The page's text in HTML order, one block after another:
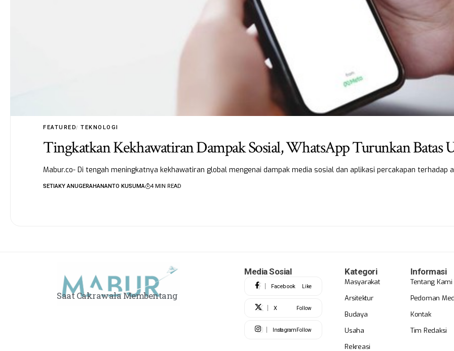
FEATURED TEKNOLOGI
Tingkatkan Kekhawatiran Dampak Sosial, WhatsApp Turunkan Batas
Mabur.co- Di tengah meningkatnya kekhawatiran global mengenai dampak media sosial dan aplikasi percakapan terhadap
SETIAKY ANUGERAHANANTO KUSUMA 4 MIN READ
Saat Cakrawala Membentang
Media Sosial
Facebook Like
X Follow
Instagram Follow
Kategori
Masyarakat
Arsitektur
Budaya
Usaha
Rekreasi
Informasi
Tentang Kami
Pedoman
Kontak
Tim Redaksi